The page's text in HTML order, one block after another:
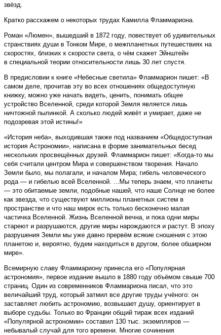
звёзд.
Кратко расскажем о некоторых трудах Камилла Фламмариона.
Роман «Люмен», вышедший в 1872 году, повествует об удивительных
странствиях души в Тонком Мире, о межпланетных путешествиях на
скоростях, близких к скорости света, о чём скажет Эйнштейн
в специальной теории относительности лишь 30 лет спустя.
В предисловии к книге «Небесные светила» Фламмарион пишет: «В
самом деле, прочитав эту во всех отношениях общедоступную
книжку, можно уже начать видеть, ценить, понимать общее
устройство Вселенной, среди которой Земля является лишь
ничтожной пылинкой. А сколько людей живёт и умирает, даже не
подозревая этой истины!»
«История неба», выходившая также под названием «Общедоступная
история Астрономии», написана в форме занимательных бесед
нескольких просвещённых друзей. Фламмарион пишет: «Когда-то мы
себя считали центром Мира и совершенством творения. Начало
Земли было, мы полагали, и началом Мира; гибель человеческого
рода — и гибелью всей Вселенной. ...Мы теперь знаем, что планеты
— это обитаемые земли, подобные нашей, что наше Солнце не более
как звезда, что существуют миллионы планетных систем в
пространстве и что наш мирок есть только бесконечно малая
частичка Вселенной. Жизнь Вселенной вечна, и пока одни миры
стареют и разрушаются, другие миры нарождаются и растут. В эпоху
разрушения Земли мы уже давно прервём всякие сношения с этою
планетою и, вероятно, будем находиться в другом, более обширном
мире».
Всемирную славу Фламмариону принесла его «Популярная
астрономия», первое издание вышло в 1880 году объёмом свыше 700
страниц. Один из современников Фламмариона писал, что это
величайший труд, который затмил все другие труды учёного: он
заставляет любить астрономию, возвышает душу, ориентирует в
выборе судьбы. Только во Франции общий тираж всех изданий
«Популярной астрономии» составил 130 тыс. экземпляров —
небывалый случай для того времени. Многие сочинения